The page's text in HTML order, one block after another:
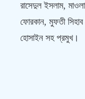
রাসেদুল ইসলাম,
ফোরকান, মুফতী সিহাব
হোসাইন সহ প্রমুখ।